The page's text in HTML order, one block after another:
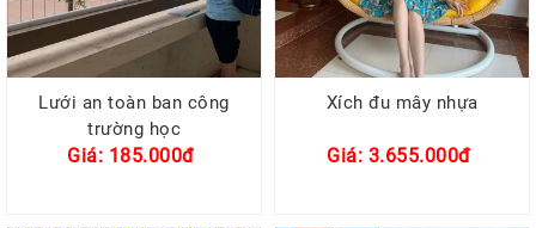
Lưới an toàn ban công
trường học
Giá: 185.000đ
Xích đu mây nhựa
Giá: 3.655.000đ